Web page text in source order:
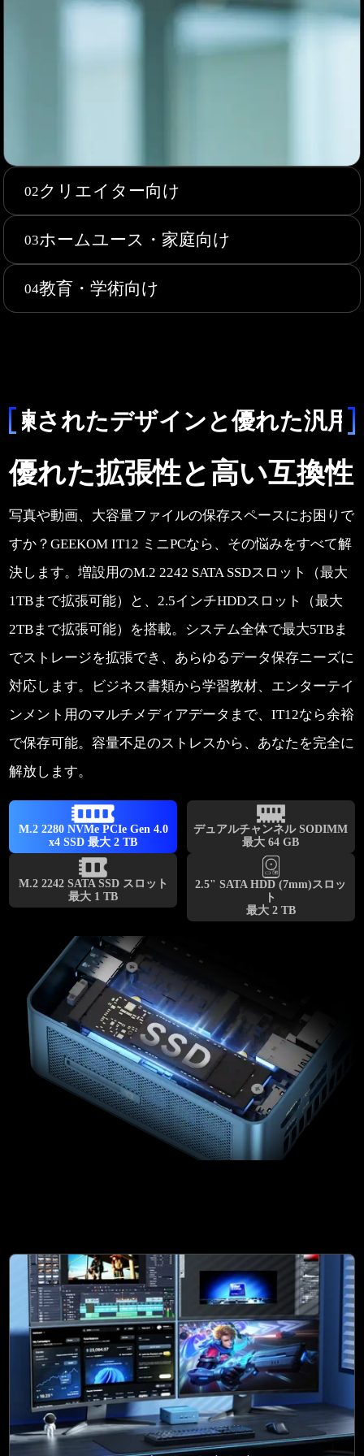
02クリエイター向け
03ホームユース・家庭向け
04教育・学術向け
練されたデザインと優れた汎用
優れた拡張性と高い互換性
写真や動画、大容量ファイルの保存スペースにお困りで
すか？GEEKOM IT12 ミニPCなら、その悩みをすべて解
決します。増設用のM.2 2242 SATA SSDスロット（最大
1TBまで拡張可能）と、2.5インチHDDスロット（最大
2TBまで拡張可能）を搭載。システム全体で最大5TBま
でストレージを拡張でき、あらゆるデータ保存ニーズに
対応します。ビジネス書類から学習教材、エンターテイ
ンメント用のマルチメディアデータまで、IT12なら余裕
で保存可能。容量不足のストレスから、あなたを完全に
解放します。
M.2 2280 NVMe PCIe Gen 4.0
x4 SSD 最大 2 TB
デュアルチャンネル SODIMM
最大 64 GB
M.2 2242 SATA SSD スロット
最大 1 TB
2.5" SATA HDD (7mm)スロッ
ト
最大 2 TB